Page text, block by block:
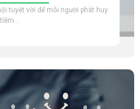
tuyệt vời để mỗi người phát huy
tiềm...